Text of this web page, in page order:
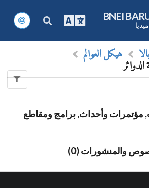
BNEI
هيكل العوالم
وأحداث, برامج ومقاطع
والمنشورات (0)